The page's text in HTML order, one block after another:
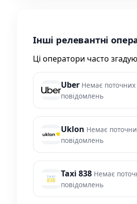
Інші релевантні
Ці оператори часто
Uber Немає поточних
повідомлень
Uklon Немає
повідомлень
Taxi 838 Немає
повідомлень